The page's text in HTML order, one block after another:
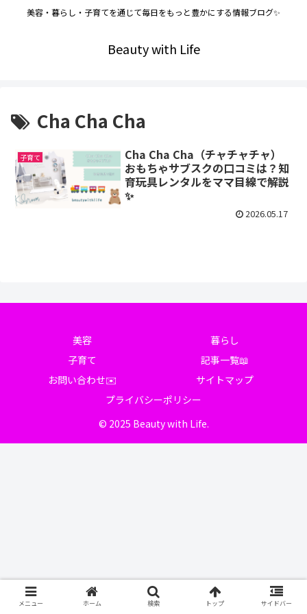
美容・暮らし・子育てを通じて毎日をもっと豊かにする情報ブログ✨
Beauty with Life
Cha Cha Cha
子育て
Cha Cha Cha（チャチャチャ）
おもちゃサブスクの口コミは？知
育玩具レンタルをママ目線で解説
✨
2026.05.17
美容
暮らし
子育て
記事一覧📖
お問い合わせ✉️
サイトマップ
プライバシーポリシー
© 2025 Beauty with Life.
メニュー ホーム 検索 トップ サイドバー